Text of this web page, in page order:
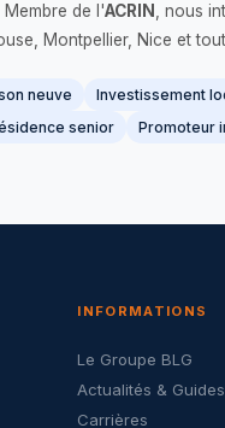
Membre de l'ACRIN
, nous
Montpellier, Nice et
neuve Investissement
senior
Promoteur
INFORMATIONS
Le Groupe BLG
Actualités & Guides
Carrières